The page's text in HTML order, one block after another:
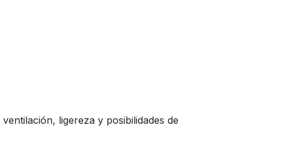
ligereza y posibilidades de